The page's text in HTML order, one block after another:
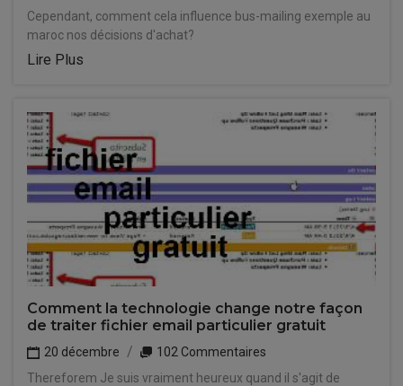
Cependant, comment cela influence bus-mailing exemple au
maroc nos décisions d'achat?
Lire Plus
Comment la technologie change notre façon
de traiter fichier email particulier gratuit
20 décembre
102 Commentaires
Thereforem Je suis vraiment heureux quand il s'agit de